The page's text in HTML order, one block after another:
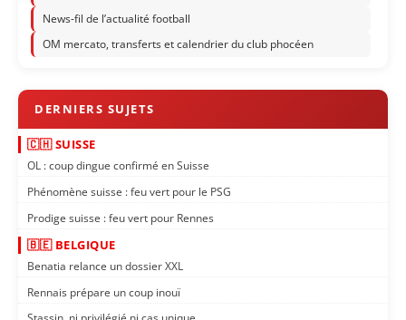
News-fil de l’actualité football
OM mercato, transferts et calendrier du club phocéen
🇨🇭 SUISSE
OL : coup dingue confirmé en Suisse
Phénomène suisse : feu vert pour le PSG
Prodige suisse : feu vert pour Rennes
🇧🇪 BELGIQUE
Benatia relance un dossier XXL
Rennais prépare un coup inouï